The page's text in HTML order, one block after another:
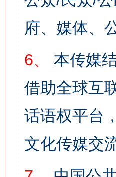
府、媒体、
6、
本传媒
借助全球互
话语权平台
文化传媒交
网上购药对药下症？